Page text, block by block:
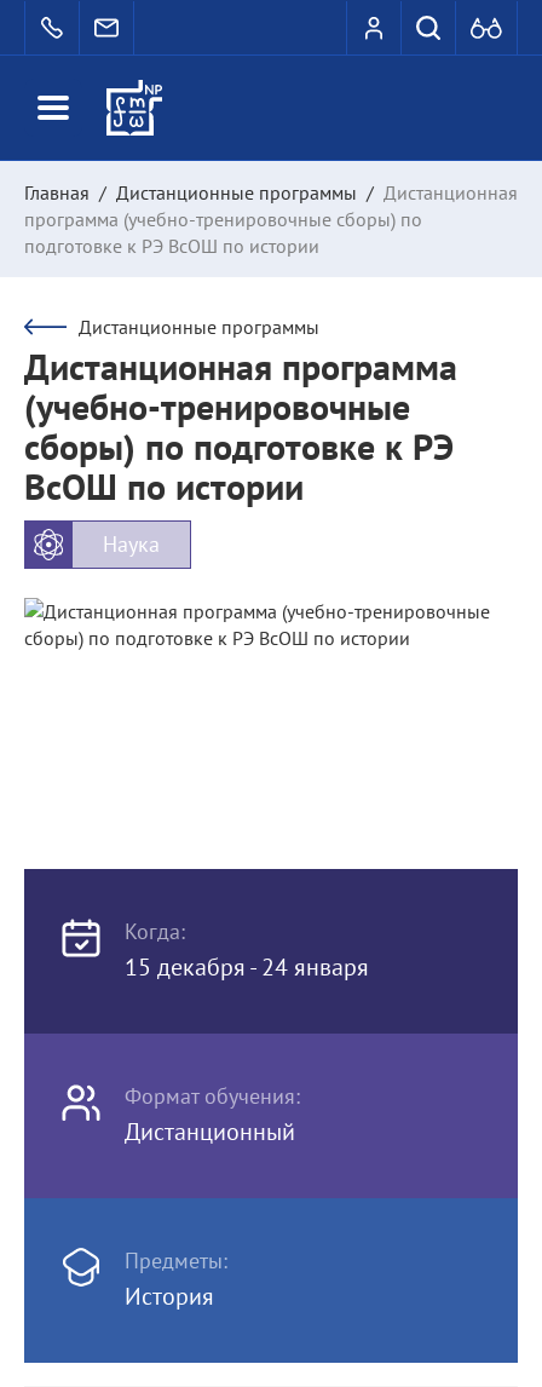
Главная / Дистанционные программы / Дистанционная
программа (учебно-тренировочные сборы) по
подготовке к РЭ ВсОШ по истории
Дистанционные программы
Дистанционная программа
(учебно-тренировочные
сборы) по подготовке к РЭ
ВсОШ по истории
Наука
Когда:
15 декабря - 24 января
Формат обучения:
Дистанционный
Предметы:
История